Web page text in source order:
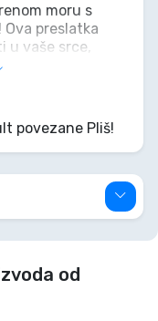
moru s
Ova preslatka
u vaše srce,
pufast osjećaj.
čine je
tko sanja o
mora napustiti
prijatelja i
povezane Pliš!
od